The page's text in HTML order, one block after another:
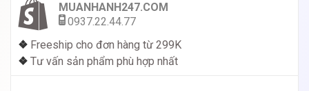
MUANHANH247.COM
0937.22.44.77
❖ Freeship cho đơn hàng từ 299K
❖ Tư vấn sản phẩm phù hợp nhất